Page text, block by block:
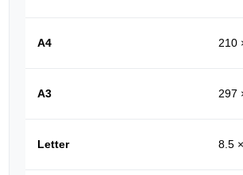
A4 210
A3 297
Letter 8.5